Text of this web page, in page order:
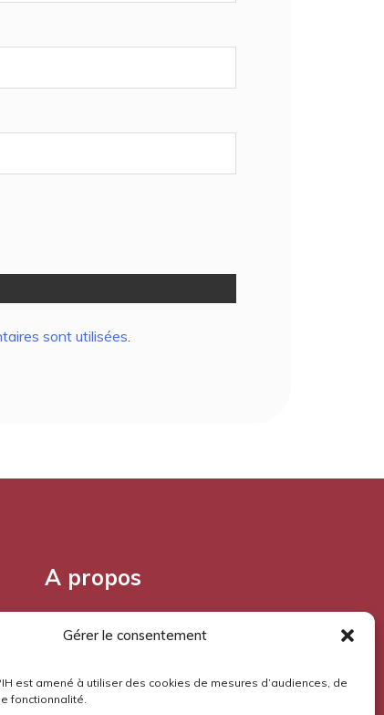
Gérer le consentement
est amené à utiliser des cookies de mesures d’audiences, de
fonctionnalité.
sont utilisées
A propos
Pourquoi l'Aloès?